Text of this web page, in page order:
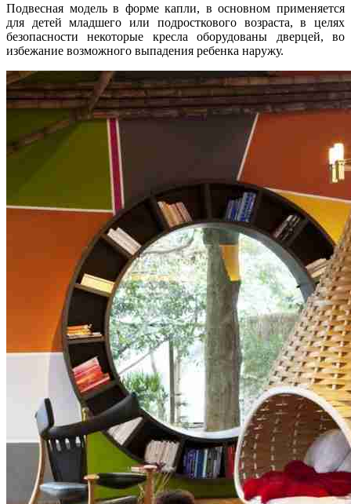
Подвесная модель в форме капли, в основном применяется
для детей младшего или подросткового возраста, в целях
безопасности некоторые кресла оборудованы дверцей, во
избежание возможного выпадения ребенка наружу.